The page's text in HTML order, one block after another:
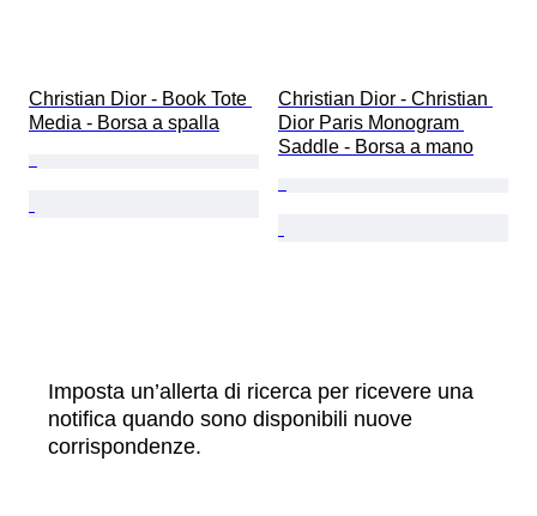
Christian Dior - Book Tote
Media - Borsa a spalla
Christian Dior - Christian
Dior Paris Monogram
Saddle - Borsa a mano
Imposta un’allerta di ricerca per ricevere una
notifica quando sono disponibili nuove
corrispondenze.